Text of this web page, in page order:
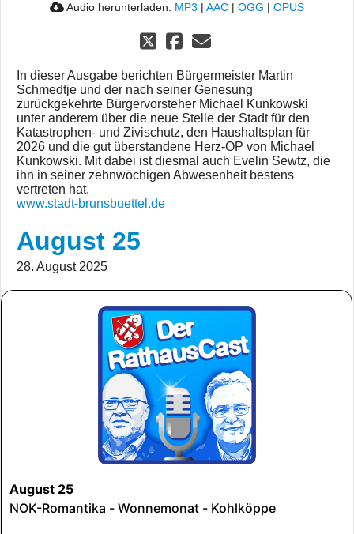
Audio herunterladen: MP3 | AAC | OGG | OPUS
In dieser Ausgabe berichten Bürgermeister Martin
Schmedtje und der nach seiner Genesung
zurückgekehrte Bürgervorsteher Michael Kunkowski
unter anderem über die neue Stelle der Stadt für den
Katastrophen- und Zivischutz, den Haushaltsplan für
2026 und die gut überstandene Herz-OP von Michael
Kunkowski. Mit dabei ist diesmal auch Evelin Sewtz, die
ihn in seiner zehnwöchigen Abwesenheit bestens
vertreten hat.
www.stadt-brunsbuettel.de
August 25
28. August 2025